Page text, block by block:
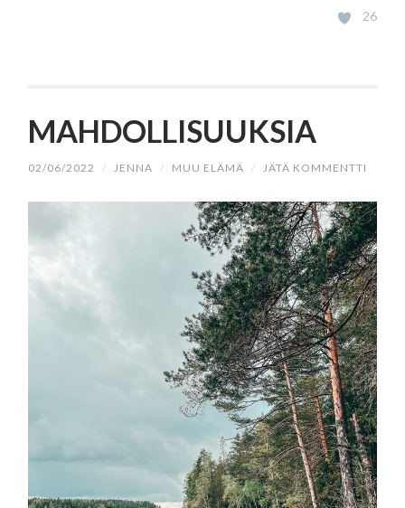
26
MAHDOLLISUUKSIA
02/06/2022 / JENNA / MUU ELÄMÄ / JÄTÄ KOMMENTTI